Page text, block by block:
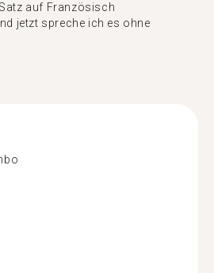
auf Französisch
jetzt spreche ich es ohne